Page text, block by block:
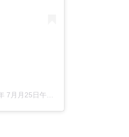
月25日午後7時41分PDT